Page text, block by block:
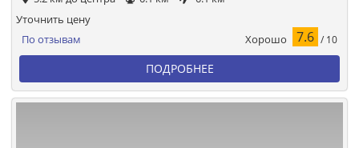
По отзывам Хорошо 7.6 / 10
Уточнить цену
ПОДРОБНЕЕ